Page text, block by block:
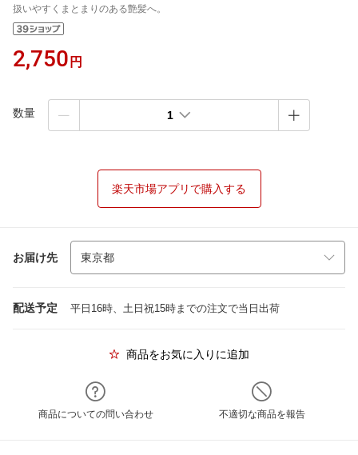
扱いやすくまとまりのある艶髪へ。
2,750 円
数量 1
楽天市場アプリで購入する
お届け先
配送予定 平日16時、土日祝15時までの注文で当日出荷
商品をお気に入りに追加
商品についての問い合わせ 不適切な商品を報告